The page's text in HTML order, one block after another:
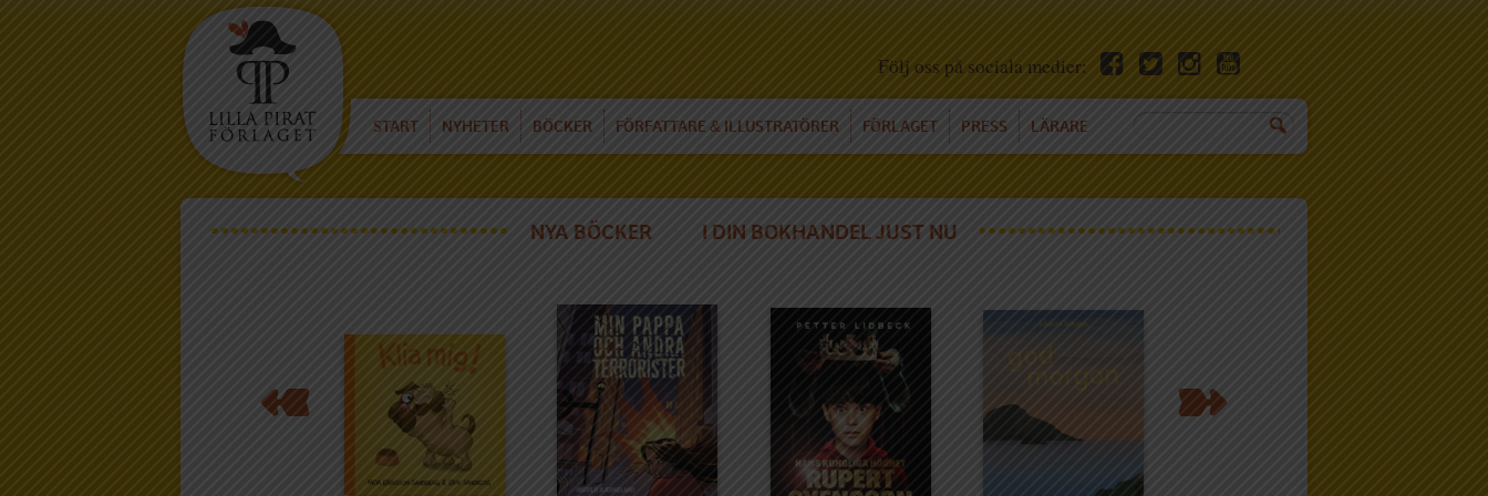
Följ oss på sociala medier:
START NYHETER BÖCKER FÖRFATTARE & ILLUSTRATÖRER FÖRLAGET PRESS LÄRARE
NYA BÖCKER I DIN BOKHANDEL JUST NU